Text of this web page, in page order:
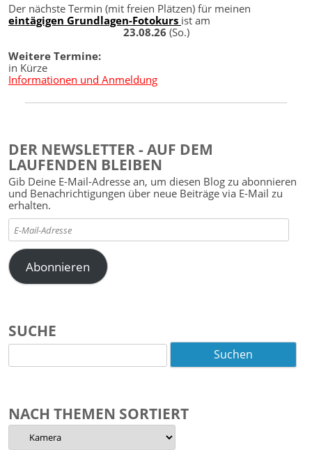
Der nächste Termin (mit freien Plätzen) für meinen
eintägigen Grundlagen-Fotokurs ist am
23.08.26 (So.)
Weitere Termine:
in Kürze
Informationen und Anmeldung
DER NEWSLETTER - AUF DEM
LAUFENDEN BLEIBEN
Gib Deine E-Mail-Adresse an, um diesen Blog zu abonnieren
und Benachrichtigungen über neue Beiträge via E-Mail zu
erhalten.
E-
Mail-
Adresse
Abonnieren
SUCHE
Suchen
nach:
NACH THEMEN SORTIERT
Nach
Themen
sortiert